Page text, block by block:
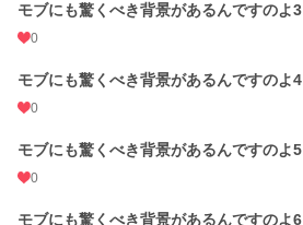
更新日時
2021.04.07 22:43
週間ポイント
月間ポイント 14 pt (108,258 位)
年間ポイント
累計ポイント 26,192 pt (62,431 位)
モブにも驚くべき背景があるんですのよ3
0
モブにも驚くべき背景があるんですのよ4
0
モブにも驚くべき背景があるんですのよ5
0
モブにも驚くべき背景があるんですのよ6